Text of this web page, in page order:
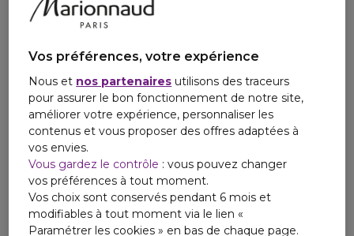
Vos préférences, votre expérience
Nous et nos partenaires utilisons des traceurs
pour assurer le bon fonctionnement de notre site,
améliorer votre expérience, personnaliser les
contenus et vous proposer des offres adaptées à
vos envies.
Vous gardez le contrôle : vous pouvez changer
vos préférences à tout moment.
Vos choix sont conservés pendant 6 mois et
modifiables à tout moment via le lien «
Paramétrer les cookies » en bas de chaque page.